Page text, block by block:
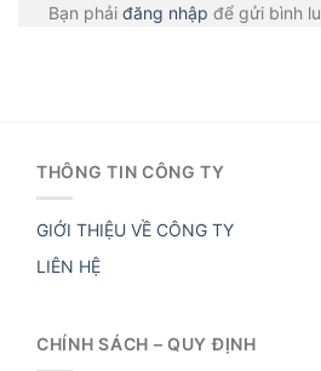
Bạn phải đăng nhập để gửi bình
THÔNG TIN CÔNG TY
GIỚI THIỆU VỀ CÔNG TY
LIÊN HỆ
CHÍNH SÁCH – QUY ĐỊNH